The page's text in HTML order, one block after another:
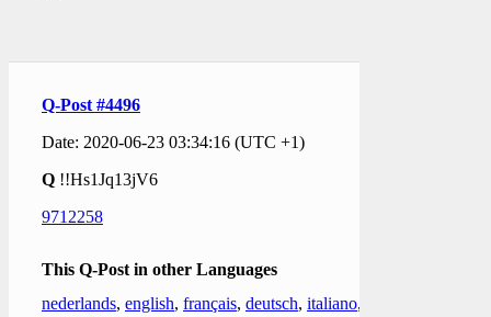
Q-Post #4496
Date: 2020-06-23 03:34:16 (UTC +1)
Q !!Hs1Jq13jV6
9712258
This Q-Post in other Languages
nederlands, english, français, deutsch, italiano,